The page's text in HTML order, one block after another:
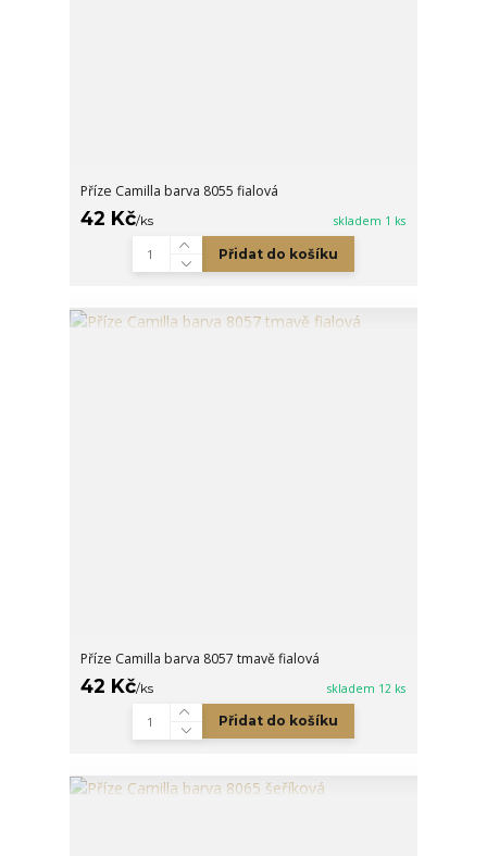
Příze Camilla barva 8055 fialová
42 Kč/ks skladem 1 ks
Přidat do košíku
Příze Camilla barva 8057 tmavě fialová
42 Kč/ks skladem 12 ks
Přidat do košíku